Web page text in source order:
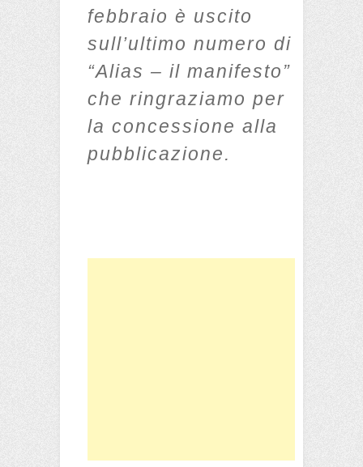
febbraio è uscito
sull’ultimo numero di
“Alias – il manifesto”
che ringraziamo per
la concessione alla
pubblicazione.